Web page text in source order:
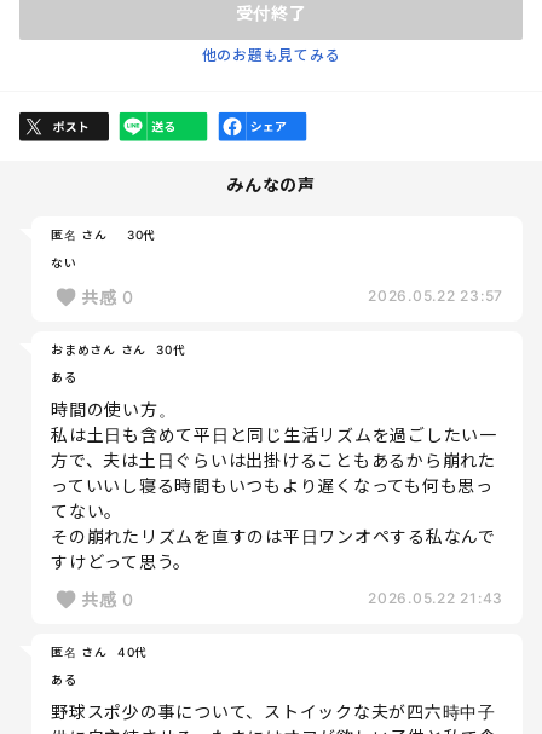
受付終了
他のお題も見てみる
みんなの声
匿名 さん
30代
ない
共感 0 2026.05.22 23:57
おまめさん さん
30代
ある
時間の使い方。
私は土日も含めて平日と同じ生活リズムを過ごしたい一
方で、夫は土日ぐらいは出掛けることもあるから崩れた
っていいし寝る時間もいつもより遅くなっても何も思っ
てない。
その崩れたリズムを直すのは平日ワンオペする私なんで
すけどって思う。
共感 0 2026.05.22 21:43
匿名 さん
40代
ある
野球スポ少の事について、ストイックな夫が四六時中子